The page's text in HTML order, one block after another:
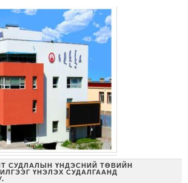
СУДЛАЛЫН ҮНДЭСНИЙ ТӨВИЙН
ҮНЭЛЭХ СУДАЛГААНД